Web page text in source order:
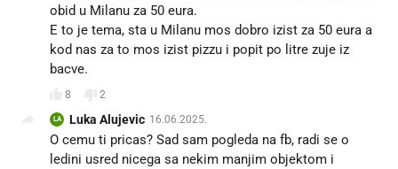
obid u Milanu za 50 eura.
E to je tema, sta u Milanu mos dobro izist za 50 eura a
kod nas za to mos izist pizzu i popit po litre zuje iz
bacve.
8 2
LA Luka Alujevic 16.06.2025.
O cemu ti pricas? Sad sam pogleda na fb, radi se o
ledini usred nicega sa nekim manjim objektom i